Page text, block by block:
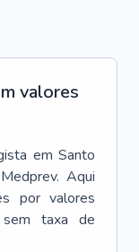
valores
em Santo
Aqui
por valores
sem taxa de